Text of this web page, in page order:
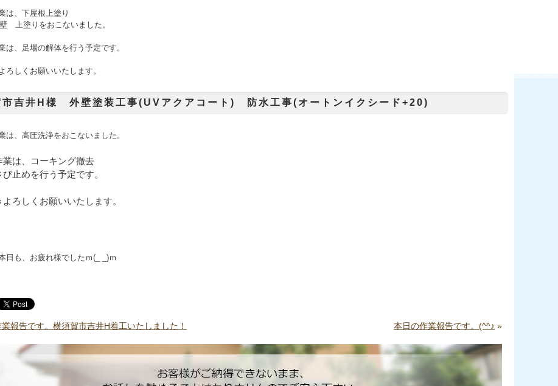
は、 下屋根上塗り
上塗りをおこないました。
は、足場の解体を行う予定です。
ろしくお願いいたします。
市吉井H様 外壁塗装工事(UVアクアコート) 防水工事(オートンイクシード+20)
は、高圧洗浄をおこないました。
業は、コーキング撤去
止めを行う予定です。
ろしくお願いいたします。
日も、お疲れ様でした ｍ(_ _)ｍ
報告です。横須賀市吉井H着工いたしました！ 本日の作業報告です。(^^♪ »